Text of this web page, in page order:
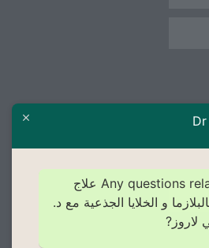
Any questions related to علاج
و الخلايا الجذعية مع د.
لاروز?